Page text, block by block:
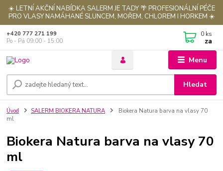
☀️ LETNÍ AKČNÍ NABÍDKA SALERM JE TADY 🌴 PROFESIONÁLNÍ PÉČE
PRO VLASY NAMÁHANÉ SLUNCEM, MOŘEM, CHLOREM I HORKEM ☀️
Menu
Hledat
+420 777 271 199
Po - Pá 09:00 - 15:00
0 ks
za
Úvod SALERM BIOKERA NATURA
Biokera Natura barva na vlasy 70
ml
Biokera Natura barva na vlasy 70
ml